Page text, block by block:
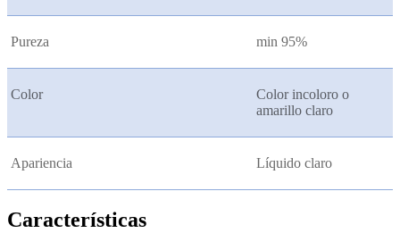
Pureza min 95%
Color
Color incoloro o
amarillo claro
Apariencia Líquido claro
Características